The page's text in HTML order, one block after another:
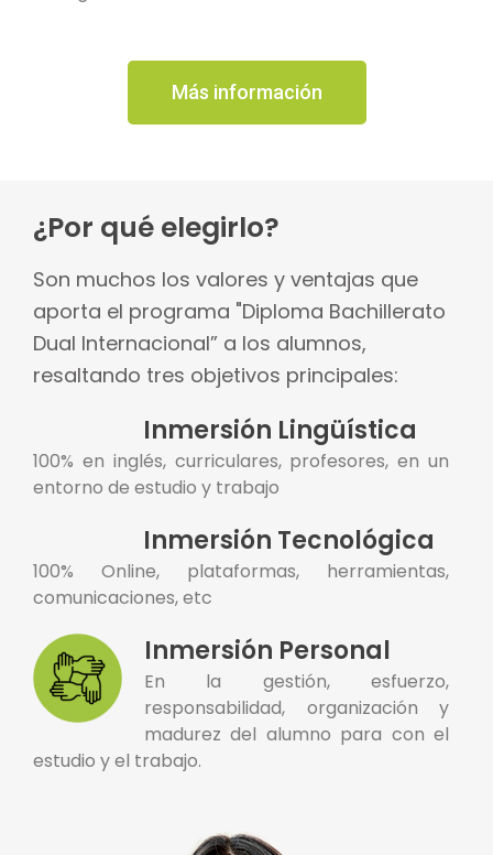
Más información
¿Por qué elegirlo?
Son muchos los valores y ventajas que
aporta el programa "Diploma Bachillerato
Dual Internacional” a los alumnos,
resaltando tres objetivos principales:
Inmersión Lingüística
100% en inglés, curriculares, profesores, en un
entorno de estudio y trabajo
Inmersión Tecnológica
100% Online, plataformas, herramientas,
comunicaciones, etc
Inmersión Personal
En la gestión, esfuerzo,
responsabilidad, organización y
madurez del alumno para con el
estudio y el trabajo.